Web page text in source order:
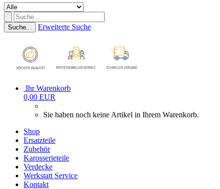
Suche... Erweiterte Suche
Ihr Warenkorb
0,00 EUR
Sie haben noch keine Artikel in Ihrem Warenkorb.
Shop
Ersatzteile
Zubehör
Karosserieteile
Verdecke
Werkstatt Service
Kontakt